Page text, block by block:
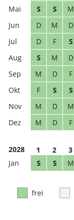
S
S M
D
M D
D
F S
S
M D
M
D F
F
S S
M
D M
M
D F
2028 1 2 3
S
S M
frei